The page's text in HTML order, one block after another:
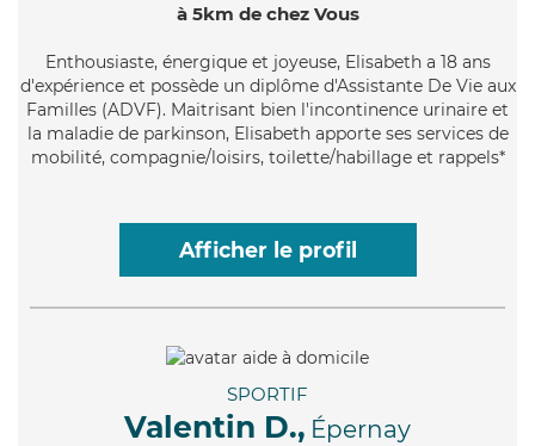
à 5km de chez Vous
Enthousiaste, énergique et joyeuse, Elisabeth a 18 ans
d'expérience et possède un diplôme d'Assistante De Vie aux
Familles (ADVF). Maitrisant bien l'incontinence urinaire et
la maladie de parkinson, Elisabeth apporte ses services de
mobilité, compagnie/loisirs, toilette/habillage et rappels*
Afficher le profil
SPORTIF
Valentin D., Épernay